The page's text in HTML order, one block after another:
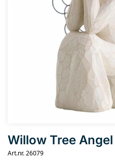
Willow Tree
Art.nr. 26079